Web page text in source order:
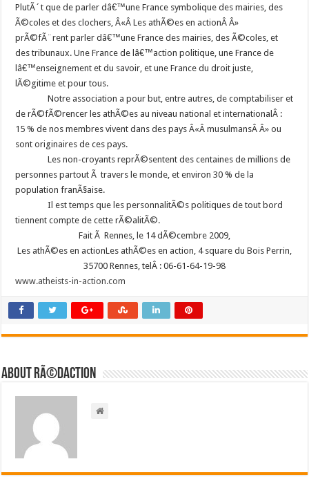
PlutÃ´t que de parler dâ€™une France symbolique des mairies, des
Ã©coles et des clochers, Â«Â Les athÃ©es en actionÂ Â»
prÃ©fÃ¨rent parler dâ€™une France des mairies, des Ã©coles, et
des tribunaux. Une France de lâ€™action politique, une France de
lâ€™enseignement et du savoir, et une France du droit juste,
lÃ©gitime et pour tous.
Notre association a pour but, entre autres, de comptabiliser et
de rÃ©fÃ©rencer les athÃ©es au niveau national et internationalÂ :
15 % de nos membres vivent dans des pays Â«Â musulmansÂ Â» ou
sont originaires de ces pays.
Les non-croyants reprÃ©sentent des centaines de millions de
personnes partout Ã travers le monde, et environ 30 % de la
population franÃ§aise.
Il est temps que les personnalitÃ©s politiques de tout bord
tiennent compte de cette rÃ©alitÃ©.
Fait Ã Rennes, le 14 dÃ©cembre 2009,
Les athÃ©es en actionLes athÃ©es en action, 4 square du Bois Perrin,
35700 Rennes, telÂ : 06-61-64-19-98
www.atheists-in-action.com
About RÃ©daction